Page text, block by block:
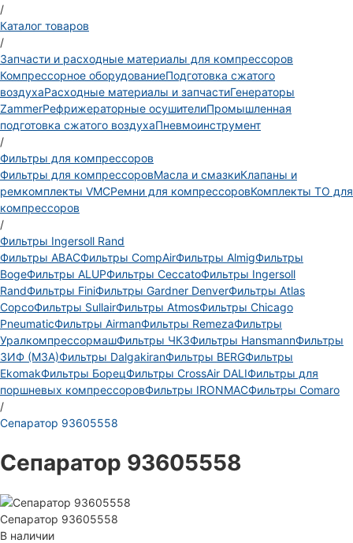
/
Каталог товаров
/
Запчасти и расходные материалы для компрессоров
Компрессорное оборудованиеПодготовка сжатого
воздухаРасходные материалы и запчастиГенераторы
ZammerРефрижераторные осушителиПромышленная
подготовка сжатого воздухаПневмоинструмент
/
Фильтры для компрессоров
Фильтры для компрессоровМасла и смазкиКлапаны и
ремкомплекты VMCРемни для компрессоровКомплекты ТО для
компрессоров
/
Фильтры Ingersoll Rand
Фильтры ABACФильтры CompAirФильтры AlmigФильтры
BogeФильтры ALUPФильтры CeccatoФильтры Ingersoll
RandФильтры FiniФильтры Gardner DenverФильтры Atlas
CopcoФильтры SullairФильтры AtmosФильтры Chicago
PneumaticФильтры AirmanФильтры RemezaФильтры
УралкомпрессормашФильтры ЧКЗФильтры HansmannФильтры
ЗИФ (МЗА)Фильтры DalgakiranФильтры BERGФильтры
EkomakФильтры БорецФильтры CrossAir DALIФильтры для
поршневых компрессоровФильтры IRONMACФильтры Comaro
/
Сепаратор 93605558
Сепаратор 93605558
Сепаратор 93605558
В наличии